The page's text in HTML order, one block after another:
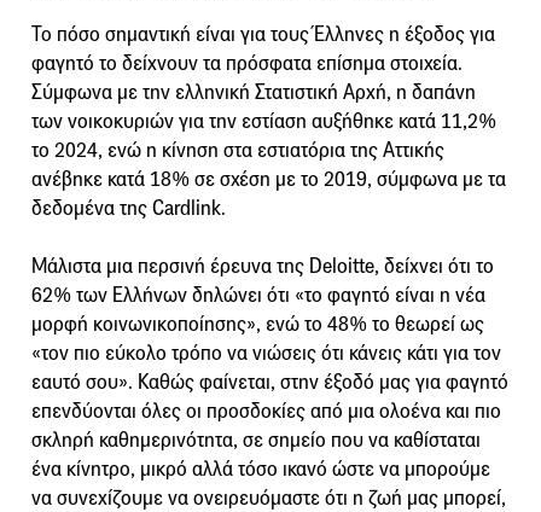
Το πόσο σημαντική είναι για τους Έλληνες η έξοδος για
φαγητό το δείχνουν τα πρόσφατα επίσημα στοιχεία.
Σύμφωνα με την ελληνική Στατιστική Αρχή, η δαπάνη
των νοικοκυριών για την εστίαση αυξήθηκε κατά 11,2%
το 2024, ενώ η κίνηση στα εστιατόρια της Αττικής
ανέβηκε κατά 18% σε σχέση με το 2019, σύμφωνα με τα
δεδομένα της Cardlink.
Μάλιστα μια περσινή έρευνα της Deloitte, δείχνει ότι το
62% των Ελλήνων δηλώνει ότι «το φαγητό είναι η νέα
μορφή κοινωνικοποίησης», ενώ το 48% το θεωρεί ως
«τον πιο εύκολο τρόπο να νιώσεις ότι κάνεις κάτι για τον
εαυτό σου». Καθώς φαίνεται, στην έξοδό μας για φαγητό
επενδύονται όλες οι προσδοκίες από μια ολοένα και πιο
σκληρή καθημερινότητα, σε σημείο που να καθίσταται
ένα κίνητρο, μικρό αλλά τόσο ικανό ώστε να μπορούμε
να συνεχίζουμε να ονειρευόμαστε ότι η ζωή μας μπορεί,